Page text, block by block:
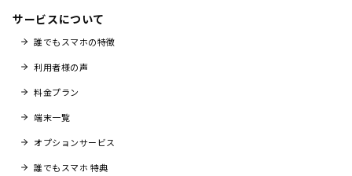
サービスについて
誰でもスマホの特徴
利用者様の声
料金プラン
端末一覧
オプションサービス
誰でもスマホ 特典